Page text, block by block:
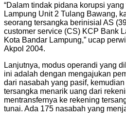
“Dalam tindak pidana korupsi
Lampung Unit 2 Tulang Bawang,
seorang tersangka berinisial AS
customer service (CS) KCP Bank
Kota Bandar Lampung,” ucap
Akpol 2004.
Lanjutnya, modus operandi yang
ini adalah dengan mengajukan
dari nasabah yang pasif,
tersangka menarik uang dari
mentransfernya ke rekening
tunai. Ada 175 nasabah yang